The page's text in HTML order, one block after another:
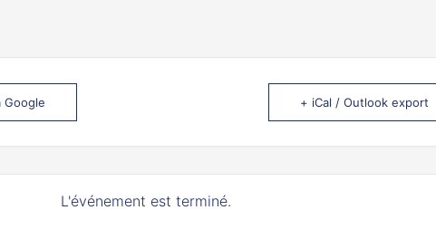
Google + iCal / Outlook export
L'événement est terminé.